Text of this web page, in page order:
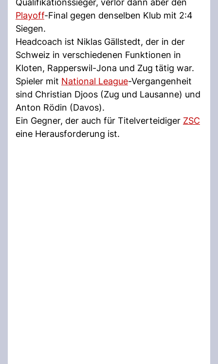
Qualifikationssieger, verlor dann aber den
Playoff-Final gegen denselben Klub mit 2:4
Siegen.
Headcoach ist Niklas Gällstedt, der in der
Schweiz in verschiedenen Funktionen in
Kloten, Rapperswil-Jona und Zug tätig war.
Spieler mit National League-Vergangenheit
sind Christian Djoos (Zug und Lausanne) und
Anton Rödin (Davos).
Ein Gegner, der auch für Titelverteidiger ZSC
eine Herausforderung ist.